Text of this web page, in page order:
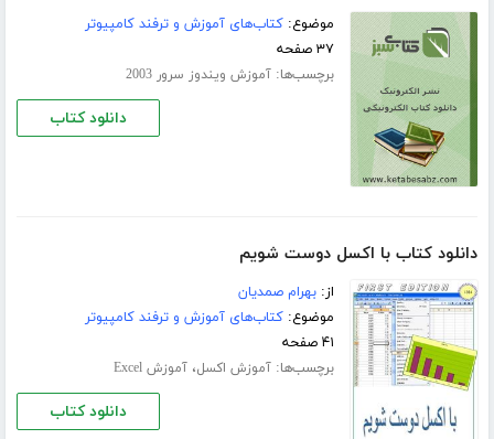
موضوع:کتاب‌های آموزش و ترفند کامپیوتر
۳۷ صفحه
برچسب‌ها:آموزش ویندوز سرور 2003
دانلود کتاب
دانلود کتاب با اکسل دوست شویم
از:بهرام صمدیان
موضوع:کتاب‌های آموزش و ترفند کامپیوتر
۴۱ صفحه
برچسب‌ها:آموزش اکسل،آموزش Excel
دانلود کتاب